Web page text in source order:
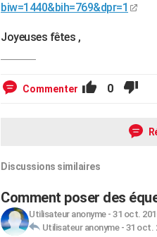
biw=1440&bih=769&dpr=1
Joyeuses fêtes ,
Commenter 0
Discussions similaires
Comment poser des
Utilisateur anonyme- 31 oct.
Utilisateur anonyme- 31 oct.